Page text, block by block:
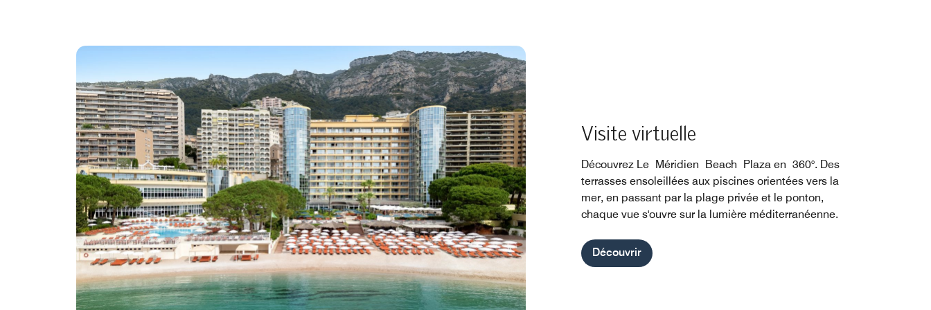
Visite virtuelle
Découvrez Le Méridien Beach Plaza en 360°. Des
terrasses ensoleillées aux piscines orientées vers la
mer, en passant par la plage privée et le ponton,
chaque vue s'ouvre sur la lumière méditerranéenne.
Découvrir